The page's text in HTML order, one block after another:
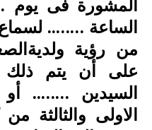
الساعة ……..
من رؤية
على أن يتم
السيدين ……..
الاولى